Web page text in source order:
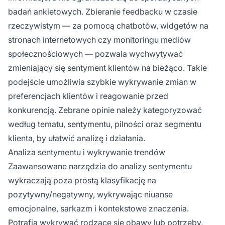
badań ankietowych. Zbieranie feedbacku w czasie
rzeczywistym — za pomocą chatbotów, widgetów na
stronach internetowych czy monitoringu mediów
społecznościowych — pozwala wychwytywać
zmieniający się sentyment klientów na bieżąco. Takie
podejście umożliwia szybkie wykrywanie zmian w
preferencjach klientów i reagowanie przed
konkurencją. Zebrane opinie należy kategoryzować
według tematu, sentymentu, pilności oraz segmentu
klienta, by ułatwić analizę i działania.
Analiza sentymentu i wykrywanie trendów
Zaawansowane narzędzia do analizy sentymentu
wykraczają poza prostą klasyfikację na
pozytywny/negatywny, wykrywając niuanse
emocjonalne, sarkazm i kontekstowe znaczenia.
Potrafią wykrywać rodzące się obawy lub potrzeby,